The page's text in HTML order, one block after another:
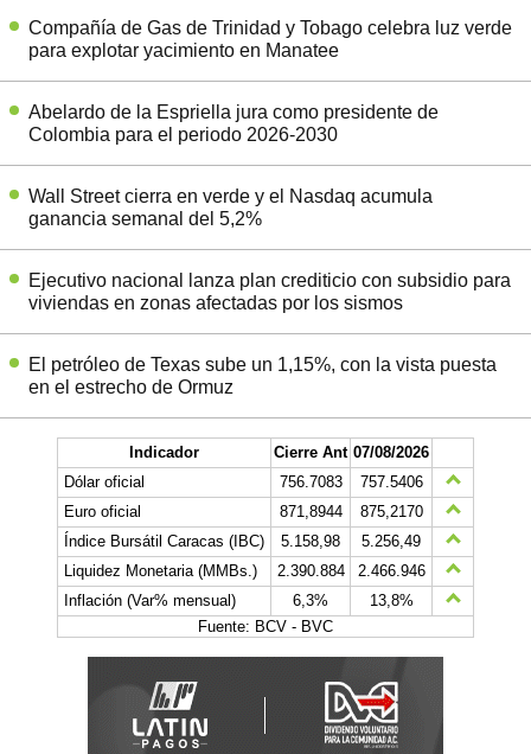
Compañía de Gas de Trinidad y Tobago celebra luz verde
para explotar yacimiento en Manatee
Abelardo de la Espriella jura como presidente de
Colombia para el periodo 2026-2030
Wall Street cierra en verde y el Nasdaq acumula
ganancia semanal del 5,2%
Ejecutivo nacional lanza plan crediticio con subsidio para
viviendas en zonas afectadas por los sismos
El petróleo de Texas sube un 1,15%, con la vista puesta
en el estrecho de Ormuz
Indicador Cierre Ant 07/08/2026
Dólar oficial
756.7083
757.5406
Euro oficial
871,8944
875,2170
Índice Bursátil Caracas (IBC)
5.158,98
5.256,49
Liquidez Monetaria (MMBs.)
2.390.884
2.466.946
Inflación (Var% mensual)
6,3%
13,8%
Fuente: BCV - BVC